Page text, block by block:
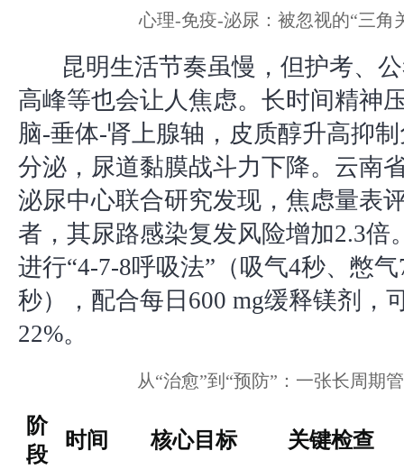
心理-免疫-泌尿：被忽视的“三角
昆明生活节奏虽慢，但护考、
高峰等也会让人焦虑。长时间精神
脑-垂体-肾上腺轴，皮质醇升高抑
分泌，尿道黏膜战斗力下降。云南
泌尿中心联合研究发现，焦虑量表
者，其尿路感染复发风险增加2.3倍
进行“4-7-8呼吸法”（吸气4秒、憋
秒），配合每日600 mg缓释镁剂，
22%。
从“治愈”到“预防”：一张长周期
阶
段
时间 核心目标
关键检查